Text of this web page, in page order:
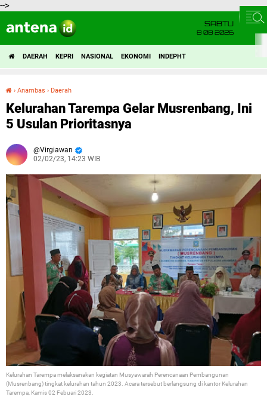
-->
SABTU
8 08 2026
DAERAH KEPRI NASIONAL EKONOMI INDEPHT
› Anambas › Daerah
Kelurahan Tarempa Gelar Musrenbang, Ini
5 Usulan Prioritasnya
Virgiawan
02/02/23, 14:23 WIB
Kelurahan Tarempa melaksanakan kegiatan Musyawarah Perencanaan Pembangunan
(Musrenbang) tingkat kelurahan tahun 2023. Acara tersebut berlangsung di kantor Kelurahan
Tarempa, Kamis 02 Febuari 2023.